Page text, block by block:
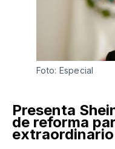
Foto: Especial
Presenta
de reforma
extraordinario